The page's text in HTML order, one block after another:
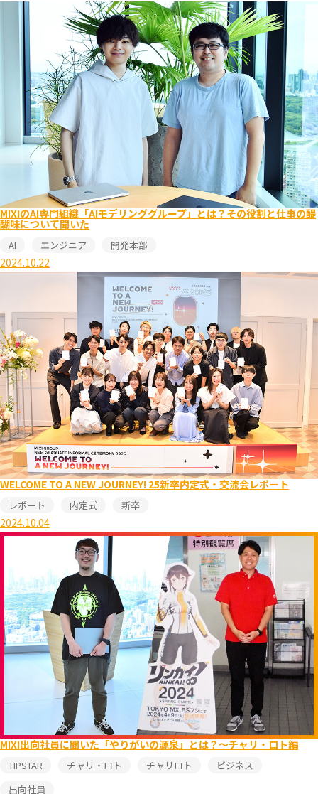
MIXIのAI専門組織「AIモデリンググループ」とは？その役割と仕事の醍
醐味について聞いた
AI エンジニア 開発本部
2024.10.22
WELCOME TO A NEW JOURNEY! 25新卒内定式・交流会レポート
レポート 内定式 新卒
2024.10.04
MIXI出向社員に聞いた「やりがいの源泉」とは？～チャリ・ロト編
TIPSTAR チャリ・ロト チャリロト
ビジネス
出向社員